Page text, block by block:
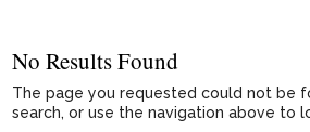
No Results Found
The page you requested could not be
search, or use the navigation above to